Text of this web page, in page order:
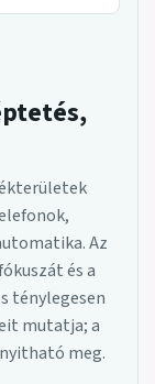
Az
és a
ténylegesen
mutatja; a
meg.